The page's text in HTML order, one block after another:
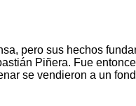
pero sus hechos
Piñera. Fue
se vendieron a un